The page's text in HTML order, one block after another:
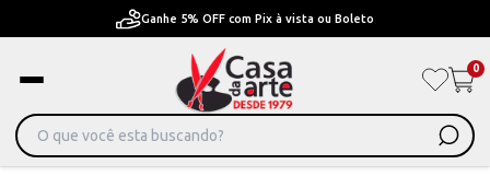
Pague em Até 6x sem juros ou ate 12x com juros
0